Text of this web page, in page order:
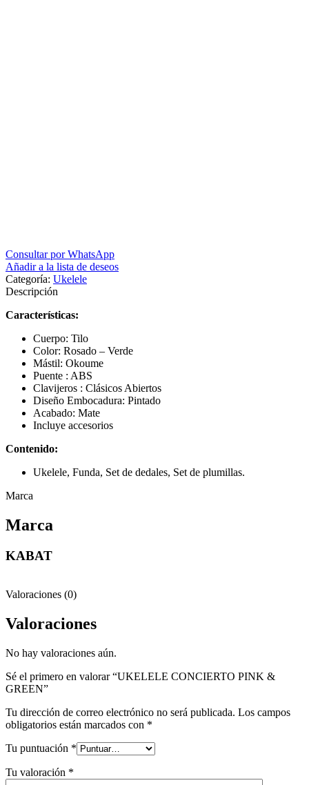
Consultar por WhatsApp
Añadir a la lista de deseos
Categoría: Ukelele
Descripción
Características:
Cuerpo: Tilo
Color: Rosado – Verde
Mástil: Okoume
Puente : ABS
Clavijeros : Clásicos Abiertos
Diseño Embocadura: Pintado
Acabado: Mate
Incluye accesorios
Contenido:
Ukelele, Funda, Set de dedales, Set de plumillas.
Marca
Marca
KABAT
Valoraciones (0)
Valoraciones
No hay valoraciones aún.
Sé el primero en valorar “UKELELE CONCIERTO PINK &
GREEN”
Tu dirección de correo electrónico no será publicada. Los campos
obligatorios están marcados con *
Tu puntuación *
Tu valoración *